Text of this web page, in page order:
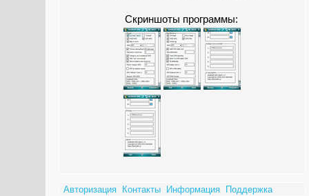
Скриншоты программы:
Авторизация Контакты Информация
Поддержка